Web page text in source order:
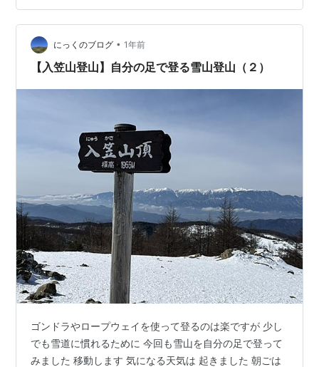
うと。 とは言え、ママチャリのタイヤ交換はロードバイ
クと違いかなり面倒なので自転車屋さんに丸投げしてし
まおうかなんて考えが浮かんできた。 早速、問い合わせ
をしてみたところタイヤ代に工賃を含める…
にっくのブログ • 1年前
【入笠山登山】自分の足で登る雪山登山（２）
ゴンドラやロープウェイを使って登るのは楽ですが 少し
でも雪道に慣れるために 今回も雪山を自分の足で登って
みました 移動します 気になる天気は 起きました 朝ごは